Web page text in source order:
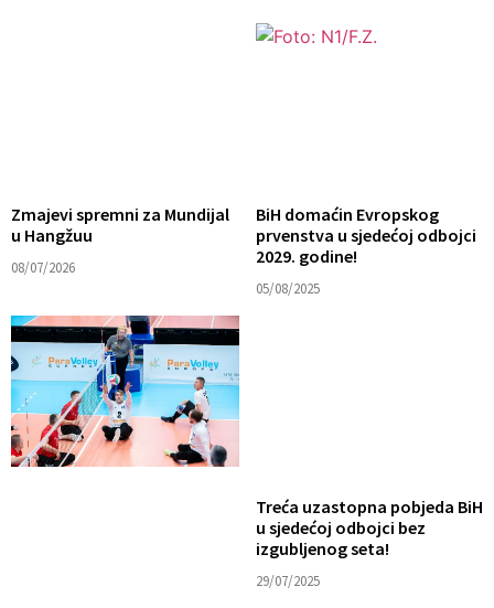
Zmajevi spremni za Mundijal
u Hangžuu
08/07/2026
BiH domaćin Evropskog
prvenstva u sjedećoj odbojci
2029. godine!
05/08/2025
Treća uzastopna pobjeda BiH
u sjedećoj odbojci bez
izgubljenog seta!
29/07/2025